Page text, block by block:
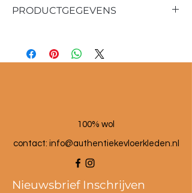
PRODUCTGEGEVENS
Hoogte: 35 cm
Diameter: 20 cm
100% wol
contact: info@authentiekevloerkleden.nl
Nieuwsbrief Inschrijven